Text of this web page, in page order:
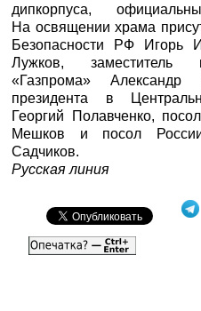
дипкорпуса,
На освящении храма
Безопасности РФ
Лужков, заместитель
«Газпрома» Александр
президента в
Георгий Полавченко,
Мешков и посол
Садчиков.
Русская линия